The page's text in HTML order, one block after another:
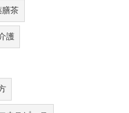
茶
護